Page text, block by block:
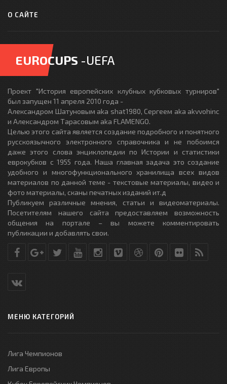
О САЙТЕ
EUROCUPS -UEFA
Проект "История европейских клубных кубковых турниров"
был запущен 11 апреля 2010 года -
Александром Шатуновым aka shat1980, Сергеем aka akvvohinc
и Александром Тарасовым aka FLAMENGO.
Целью этого сайта является создание подробного и понятного
русскоязычного электронного справочника и не побоимся
даже этого слова энциклопедии по Истории и статистики
еврокубков с 1955 года. Наша главная задача это создание
удобного и многофункционального хранилища всех видов
материалов по данной теме - текстовые материалы, видео и
фото материалы, сканы печатных изданий ит.д
Публикуем различные мнения, статьи и видеоматериалы.
Посетителям нашего сайта предоставляем возможность
общения на портале – вы можете комментировать
публикации и добавлять свои.
МЕНЮ КАТЕГОРИЙ
Лига Чемпионов
Лига Европы